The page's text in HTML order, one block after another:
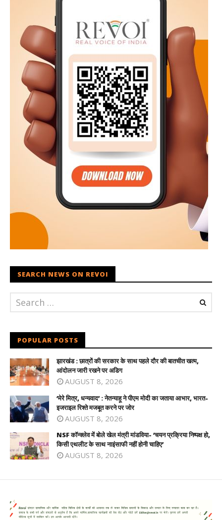
SEARCH NEWS ON REVOI
POPULAR POSTS
झारखंड : छात्रों की सरकार के साथ पहले दौर की बातचीत खत्म,
आंदोलन जारी रखने पर अडिग
AUGUST 8, 2026
‘मेरे मित्र, धन्यवाद’ : नेतन्याहू ने पीएम मोदी का जताया आभार, भारत-
इजराइल रिश्ते मजबूत करने पर जोर
AUGUST 8, 2026
NSF कॉन्क्लेव में बोले खेल मंत्री मांडविया- ‘चयन प्रक्रिया निष्पक्ष हो,
किसी एथलीट के साथ नाइंसाफी नहीं होनी चाहिए’
AUGUST 8, 2026